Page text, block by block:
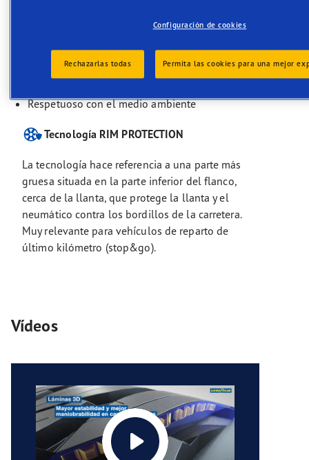
Excelente rendimiento todo el año
Tracción para todas las condiciones de la
Respetuoso con el medio ambiente
Tecnología RIM PROTECTION
La tecnología hace referencia a una parte más
gruesa situada en la parte inferior del flanco,
cerca de la llanta, que protege la llanta y el
neumático contra los bordillos de la carretera.
Muy relevante para vehículos de reparto de
último kilómetro (stop&go).
Vídeos
Configuración de cookies
Rechazarlas todas Permita las cookies para una mejor